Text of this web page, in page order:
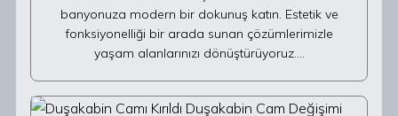
banyonuza modern bir dokunuş katın. Estetik ve
fonksiyonelliği bir arada sunan çözümlerimizle
yaşam alanlarınızı dönüştürüyoruz.…